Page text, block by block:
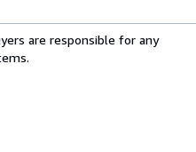
are responsible for any